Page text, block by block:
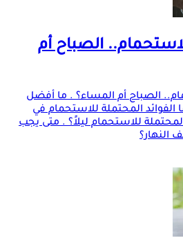
الصباح أم
الصباح أم المساء؟ . ما أفضل
المحتملة للاستحمام في
للاستحمام ليلاً؟ . متى يجب
النهار؟